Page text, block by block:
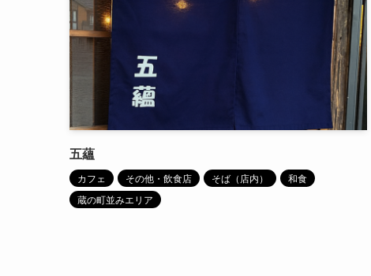
五蘊
カフェ その他・飲食店 そば（店内）
和食
蔵の町並みエリア